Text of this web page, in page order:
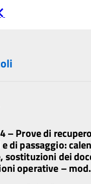
– Prove di
di passaggio:
sostituzioni dei
operative –